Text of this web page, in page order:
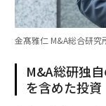
金髙雅仁 M&A総合研究
M&A総研独
を含めた投資